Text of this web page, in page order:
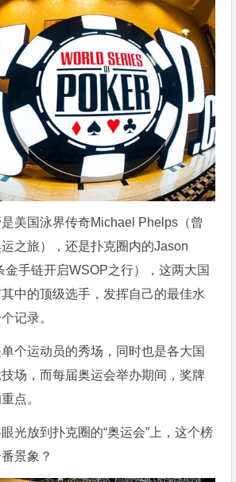
美国泳界传奇Michael Phelps（曾
之旅），还是扑克圈内的Jason
金手链开启WSOP之行），这两大国
中的顶级选手，发挥自己的最佳水
记录。
个运动员的秀场，同时也是各大国
场，而每届奥运会举办期间，奖牌
点。
光放到扑克圈的“奥运会”上，这个榜
景象？